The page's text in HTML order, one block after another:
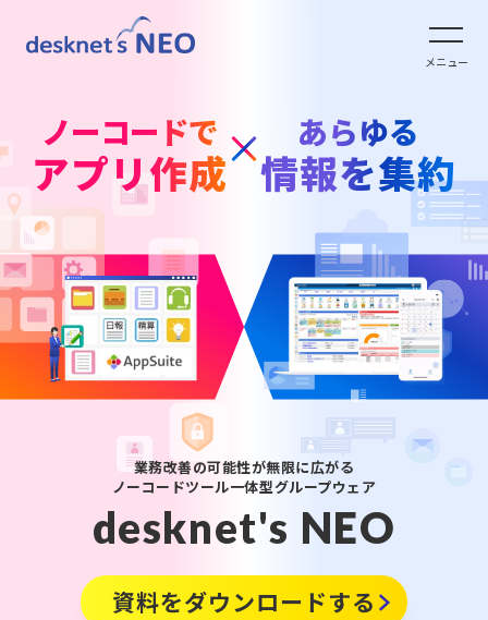
メニュー
クラウド版の特長
パッケージ版の特長
クラウド版・パッケージ版比較
他社グループウェアからの乗換 hot!
ご利用環境について
クラウド版の動作環境
パッケージ版の動作環境
全文検索システム Neuron ES
クラウド版セキュリティオプション
連携ツール
クラウド版連携ツール
パッケージ版連携ツール
パッケージ版ライセンス価格
パッケージ版年間サポート
パッケージ版ご購入の流れ
販売パートナー⼀覧
AppSuiteインテグレーター
ノーコードで
アプリ作成
あらゆる
情報を集約
業務改善の可能性が無限に広がる
ノーコードツール一体型グループウェア
desknet's NEO
資料をダウンロードする